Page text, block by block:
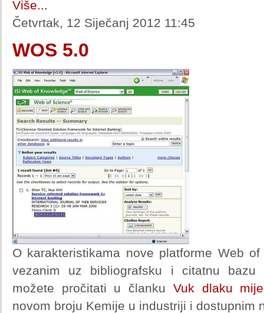
Više...
Četvrtak, 12 Siječanj 2012 11:45
WOS 5.0
O karakteristikama nove platforme Web
vezanim uz bibliografsku i citatnu bazu
možete pročitati u članku Vuk dlaku
novom broju Kemije u industriji i dostupnim